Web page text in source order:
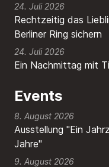
Rechtzeitig das
Berliner Ring sichern
24. Juli 2026
Ein Nachmittag mit
24. Juli 2026
Events
8. August 2026
Ausstellung "Ein
Jahre"
9. August 2026